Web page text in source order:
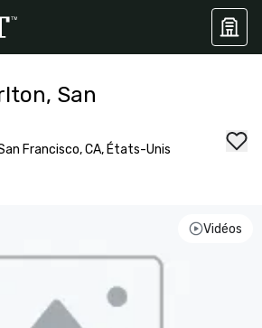
San
Francisco, CA, États-Unis
Vidéos